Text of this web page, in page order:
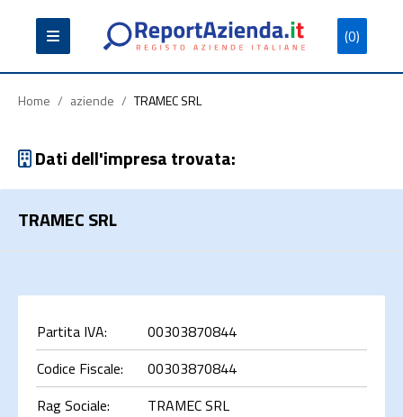
(0)
Partita
Iva
Codice
Fiscale
Ragione
Sociale
Cerca
Home / aziende / TRAMEC SRL
Dati dell'impresa trovata:
TRAMEC SRL
Partita IVA:
00303870844
Codice Fiscale:
00303870844
Rag Sociale:
TRAMEC SRL